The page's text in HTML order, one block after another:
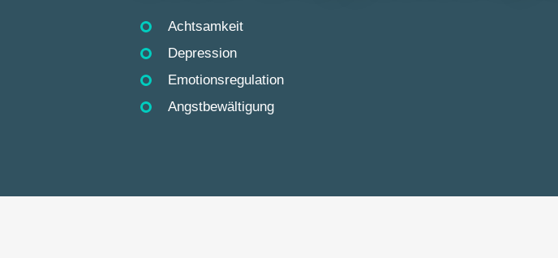
Achtsamkeit
Depression
Emotionsregulation
Angstbewältigung